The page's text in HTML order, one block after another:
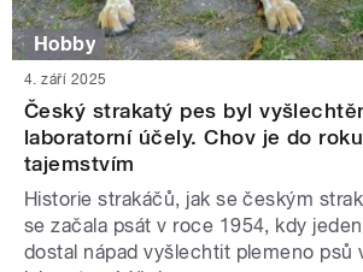
Hobby
4. září 2025
Český strakatý pes byl
laboratorní účely. Chov je do
tajemstvím
Historie strakáčů, jak se českým
se začala psát v roce 1954, kdy
dostal nápad vyšlechtit plemeno psů